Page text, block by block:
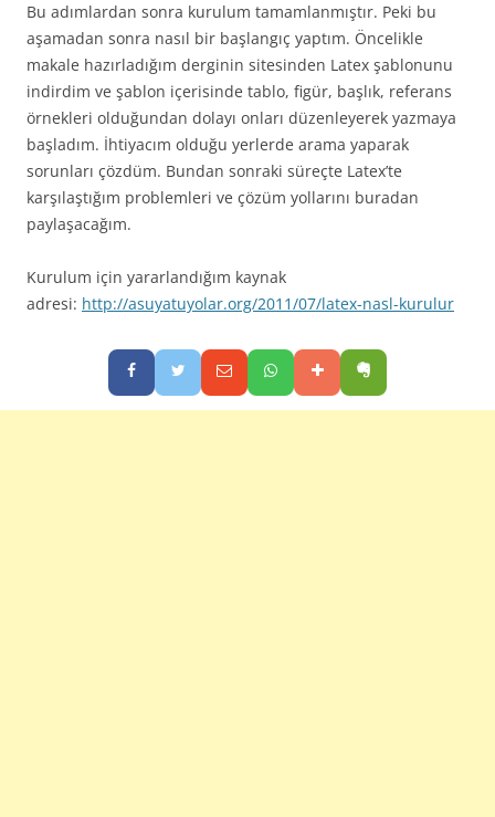
Bu adımlardan sonra kurulum tamamlanmıştır. Peki bu
aşamadan sonra nasıl bir başlangıç yaptım. Öncelikle
makale hazırladığım derginin sitesinden Latex şablonunu
indirdim ve şablon içerisinde tablo, figür, başlık, referans
örnekleri olduğundan dolayı onları düzenleyerek yazmaya
başladım. İhtiyacım olduğu yerlerde arama yaparak
sorunları çözdüm. Bundan sonraki süreçte Latex’te
karşılaştığım problemleri ve çözüm yollarını buradan
paylaşacağım.
Kurulum için yararlandığım kaynak
adresi: http://asuyatuyolar.org/2011/07/latex-nasl-kurulur